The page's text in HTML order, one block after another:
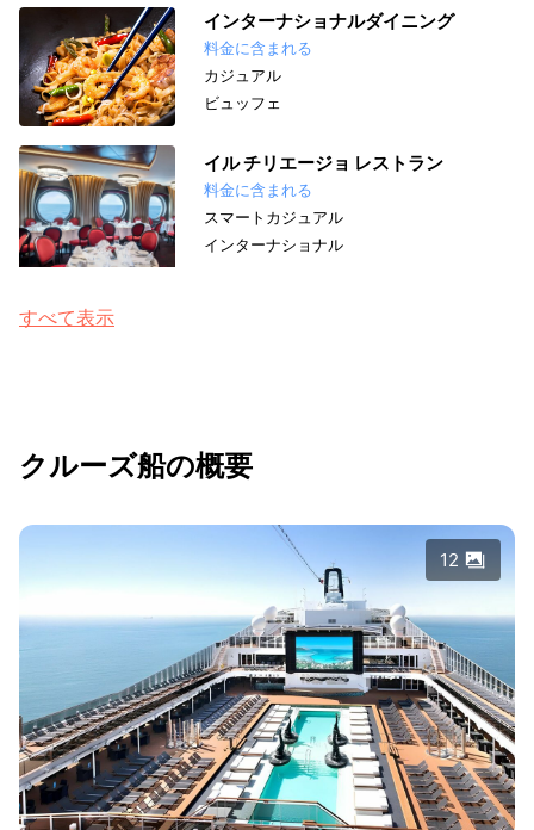
インターナショナルダイニング
料金に含まれる
カジュアル
ビュッフェ
イル チリエージョ レストラン
料金に含まれる
スマートカジュアル
インターナショナル
すべて表示
クルーズ船の概要
12